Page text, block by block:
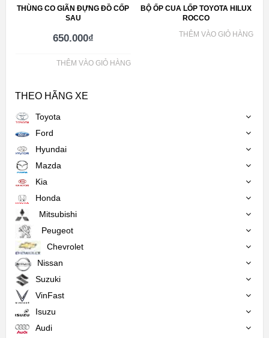
THÙNG CO GIÃN ĐỰNG ĐỒ CỐP
SAU
650.000₫
THÊM VÀO GIỎ HÀNG
BỘ ỐP CUA LỐP TOYOTA HILUX
ROCCO
THÊM VÀO GIỎ HÀNG
THEO HÃNG XE
Toyota
Ford
Hyundai
Mazda
Kia
Honda
Mitsubishi
Peugeot
Chevrolet
Nissan
Suzuki
VinFast
Isuzu
Audi